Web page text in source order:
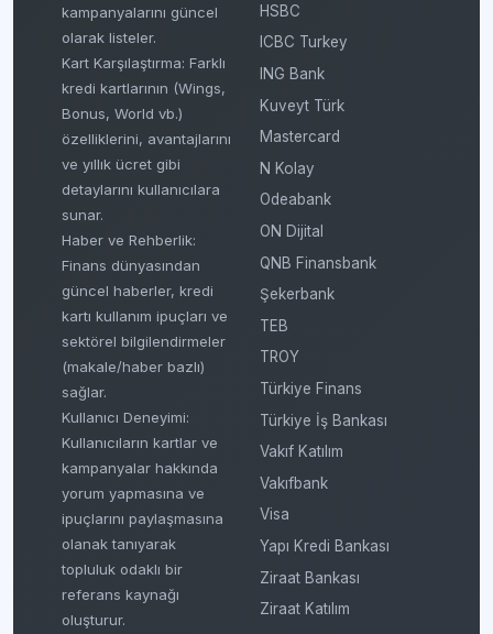
kampanyalarını güncel
olarak listeler.
Kart Karşılaştırma: Farklı
kredi kartlarının (Wings,
Bonus, World vb.)
özelliklerini, avantajlarını
ve yıllık ücret gibi
detaylarını kullanıcılara
sunar.
Haber ve Rehberlik:
Finans dünyasından
güncel haberler, kredi
kartı kullanım ipuçları ve
sektörel bilgilendirmeler
(makale/haber bazlı)
sağlar.
Kullanıcı Deneyimi:
Kullanıcıların kartlar ve
kampanyalar hakkında
yorum yapmasına ve
ipuçlarını paylaşmasına
olanak tanıyarak
topluluk odaklı bir
referans kaynağı
oluşturur.
HSBC
ICBC Turkey
ING Bank
Kuveyt Türk
Mastercard
N Kolay
Odeabank
ON Dijital
QNB Finansbank
Şekerbank
TEB
TROY
Türkiye Finans
Türkiye İş Bankası
Vakıf Katılım
Vakıfbank
Visa
Yapı Kredi Bankası
Ziraat Bankası
Ziraat Katılım